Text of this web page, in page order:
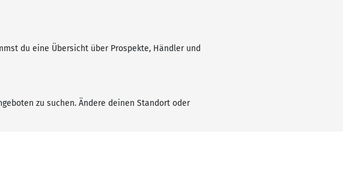
du eine Übersicht über Prospekte, Händler und
zu suchen. Ändere deinen Standort oder